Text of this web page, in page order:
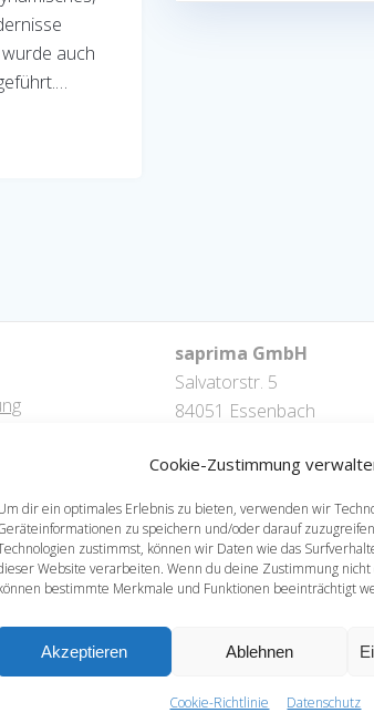
Cookie-Zustimmung
dir ein optimales Erlebnis zu bieten, verwenden wir
zu speichern und/oder darauf
zustimmst, können wir Daten wie das
Website verarbeiten. Wenn du deine Zustimmung
bestimmte Merkmale und Funktionen beeinträchtigt
Akzeptieren Ablehnen
Cookie-Richtlinie Datenschutz
auch
saprima GmbH
Salvatorstr. 5
84051 Essenbach
mail: info@saprima.de